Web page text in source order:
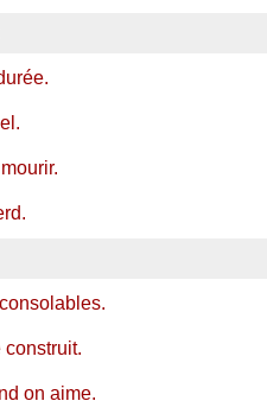
construit.
on aime.